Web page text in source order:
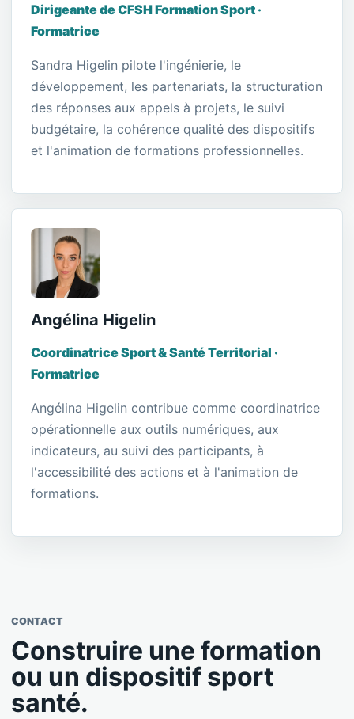
Dirigeante de CFSH Formation Sport ·
Formatrice
Sandra Higelin pilote l'ingénierie, le
développement, les partenariats, la structuration
des réponses aux appels à projets, le suivi
budgétaire, la cohérence qualité des dispositifs
et l'animation de formations professionnelles.
Angélina Higelin
Coordinatrice Sport & Santé Territorial ·
Formatrice
Angélina Higelin contribue comme coordinatrice
opérationnelle aux outils numériques, aux
indicateurs, au suivi des participants, à
l'accessibilité des actions et à l'animation de
formations.
CONTACT
Construire une formation
ou un dispositif sport
santé.